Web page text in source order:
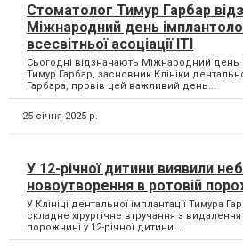
Стоматолог Тимур Гарбар
Міжнародний день
всесвітньої асоціації ІТІ
Сьогодні відзначають Міжнародний день
Тимур Гарбар, засновник Клініки
Гарбара, провів цей важливий день...
25 січня 2025 р.
У 12-річної дитини виявили
новоутворення в ротовій
У Клініці дентальної імплантації Тимура
складне хірургічне втручання з
порожнині у 12-річної дитини....